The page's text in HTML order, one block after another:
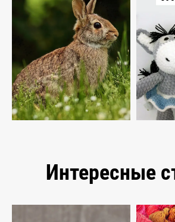
Интересные